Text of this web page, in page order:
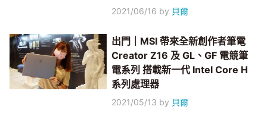
2021/06/16 by 貝爾
出門｜MSI 帶來全新創作者筆電
Creator Z16 及 GL、GF 電競筆
電系列 搭載新一代 Intel Core H
系列處理器
2021/05/13 by 貝爾